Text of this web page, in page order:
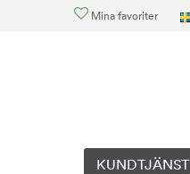
Mina favoriter
KUNDTJÄNST